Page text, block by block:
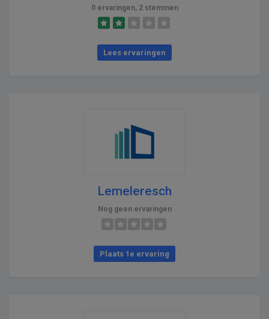
0 ervaringen, 2 stemmen
Lees ervaringen
Lemeleresch
Nog geen ervaringen
Plaats 1e ervaring